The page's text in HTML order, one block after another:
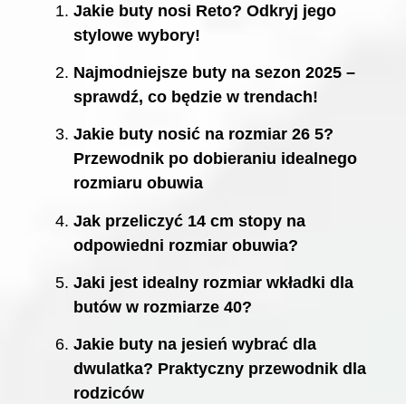
Jakie buty nosi Reto? Odkryj jego
stylowe wybory!
Najmodniejsze buty na sezon 2025 –
sprawdź, co będzie w trendach!
Jakie buty nosić na rozmiar 26 5?
Przewodnik po dobieraniu idealnego
rozmiaru obuwia
Jak przeliczyć 14 cm stopy na
odpowiedni rozmiar obuwia?
Jaki jest idealny rozmiar wkładki dla
butów w rozmiarze 40?
Jakie buty na jesień wybrać dla
dwulatka? Praktyczny przewodnik dla
rodziców